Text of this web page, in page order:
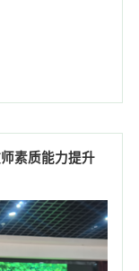
素质能力提升